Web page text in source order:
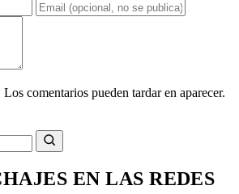
comentarios pueden tardar en aparecer.
EN LAS REDES